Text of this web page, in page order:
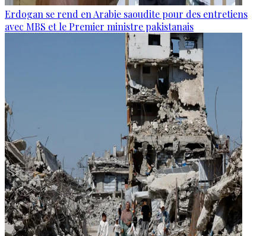
Erdogan se rend en Arabie saoudite pour des entretiens
avec MBS et le Premier ministre pakistanais